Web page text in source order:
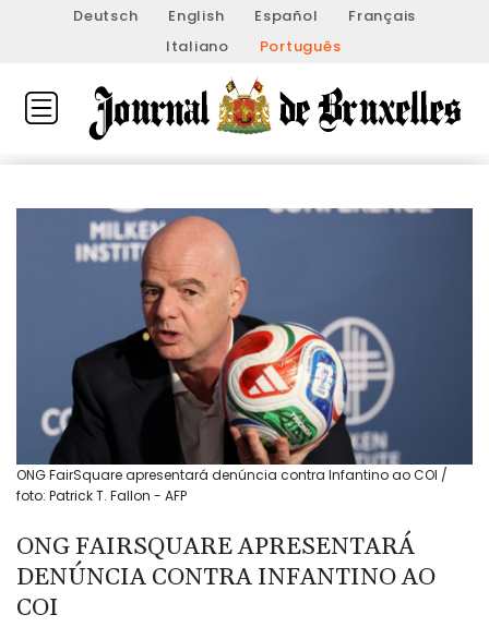
Deutsch English Español
Français
Italiano
Português
ONG FairSquare apresentará denúncia contra Infantino ao COI /
foto: Patrick T. Fallon - AFP
ONG FAIRSQUARE APRESENTARÁ
DENÚNCIA CONTRA INFANTINO AO
COI